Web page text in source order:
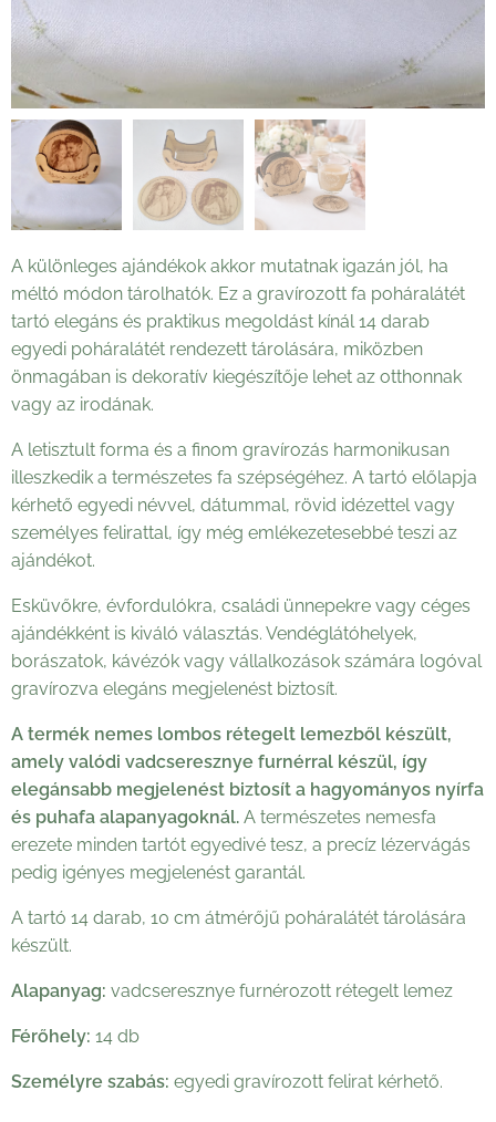
A különleges ajándékok akkor mutatnak igazán jól, ha
méltó módon tárolhatók. Ez a gravírozott fa poháralátét
tartó elegáns és praktikus megoldást kínál 14 darab
egyedi poháralátét rendezett tárolására, miközben
önmagában is dekoratív kiegészítője lehet az otthonnak
vagy az irodának.
A letisztult forma és a finom gravírozás harmonikusan
illeszkedik a természetes fa szépségéhez. A tartó előlapja
kérhető egyedi névvel, dátummal, rövid idézettel vagy
személyes felirattal, így még emlékezetesebbé teszi az
ajándékot.
Esküvőkre, évfordulókra, családi ünnepekre vagy céges
ajándékként is kiváló választás. Vendéglátóhelyek,
borászatok, kávézók vagy vállalkozások számára logóval
gravírozva elegáns megjelenést biztosít.
A termék nemes lombos rétegelt lemezből készült,
amely valódi vadcseresznye furnérral készül, így
elegánsabb megjelenést biztosít a hagyományos nyírfa
és puhafa alapanyagoknál. A természetes nemesfa
erezete minden tartót egyedivé tesz, a precíz lézervágás
pedig igényes megjelenést garantál.
A tartó 14 darab, 10 cm átmérőjű poháralátét tárolására
készült.
Alapanyag: vadcseresznye furnérozott rétegelt lemez
Férőhely: 14 db
Személyre szabás: egyedi gravírozott felirat kérhető.